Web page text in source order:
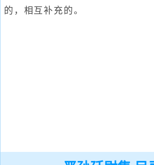
的，相互补充的。